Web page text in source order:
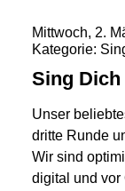
Mittwoch 2
Kategorie
Sing
Unser
dritte Runde
Wir sind
digital und vor